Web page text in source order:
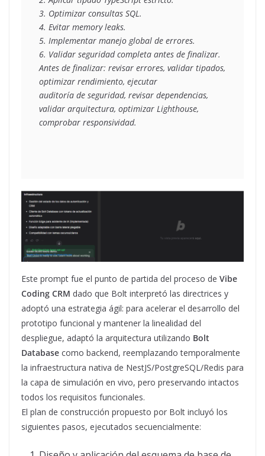
3. Optimizar consultas SQL.
4. Evitar memory leaks.
5. Implementar manejo global de errores.
6. Validar seguridad completa antes de finalizar.
Antes de finalizar: revisar errores, validar tipados,
optimizar rendimiento, ejecutar
auditoría de seguridad, revisar dependencias,
validar arquitectura, optimizar Lighthouse,
comprobar responsividad.
Este prompt fue el punto de partida del proceso de Vibe
Coding CRM dado que Bolt interpretó las directrices y
adoptó una estrategia ágil: para acelerar el desarrollo del
prototipo funcional y mantener la linealidad del
despliegue, adaptó la arquitectura utilizando Bolt
Database como backend, reemplazando temporalmente
la infraestructura nativa de NestJS/PostgreSQL/Redis para
la capa de simulación en vivo, pero preservando intactos
todos los requisitos funcionales.
El plan de construcción propuesto por Bolt incluyó los
siguientes pasos, ejecutados secuencialmente: